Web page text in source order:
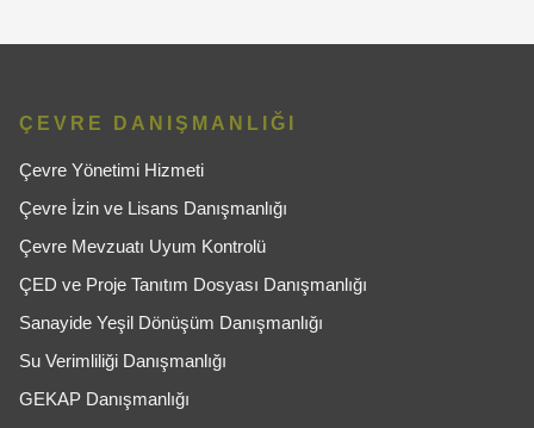
ÇEVRE DANIŞMANLIĞI
Çevre Yönetimi Hizmeti
Çevre İzin ve Lisans Danışmanlığı
Çevre Mevzuatı Uyum Kontrolü
ÇED ve Proje Tanıtım Dosyası Danışmanlığı
Sanayide Yeşil Dönüşüm Danışmanlığı
Su Verimliliği Danışmanlığı
GEKAP Danışmanlığı